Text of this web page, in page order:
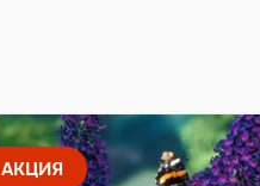
АКЦИЯ